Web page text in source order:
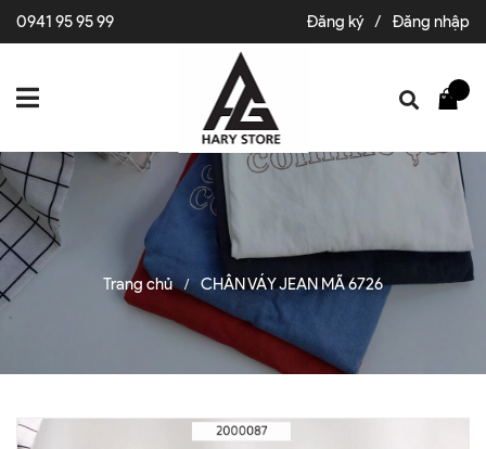
0941 95 95 99 Đăng ký / Đăng nhập
Trang chủ / CHÂN VÁY JEAN MÃ 6726